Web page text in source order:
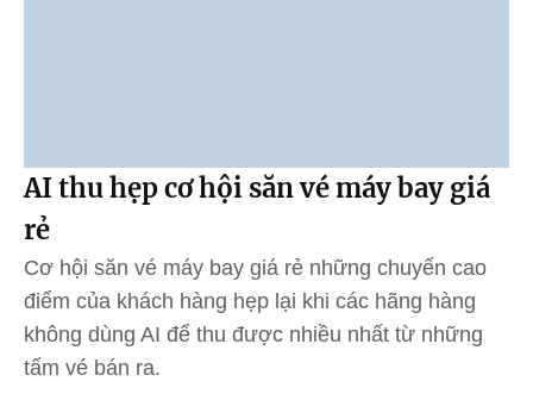
AI thu hẹp cơ hội săn vé máy bay giá
rẻ
Cơ hội săn vé máy bay giá rẻ những chuyến cao
điểm của khách hàng hẹp lại khi các hãng hàng
không dùng AI để thu được nhiều nhất từ những
tấm vé bán ra.